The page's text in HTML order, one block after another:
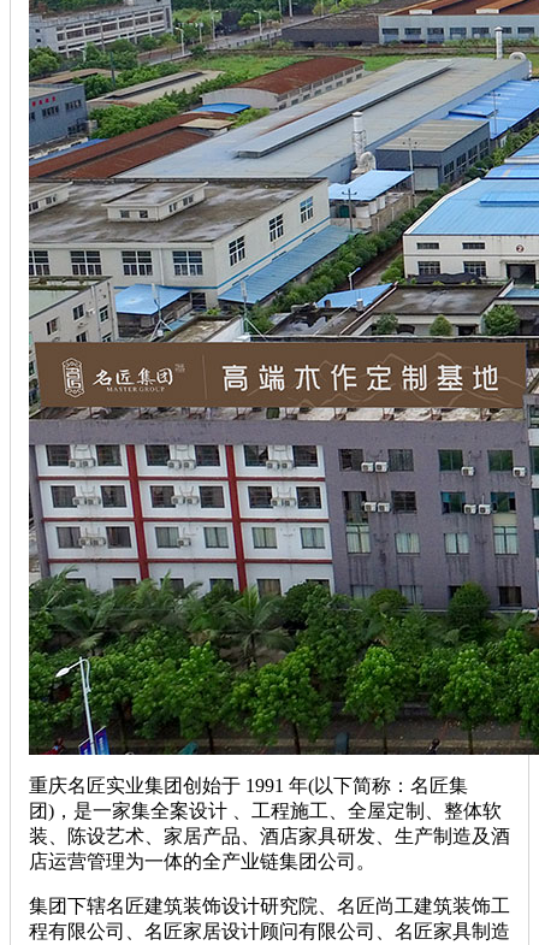
重庆名匠实业集团创始于 1991 年(以下简称：名匠集
团)，是一家集全案设计 、工程施工、全屋定制、整体软
装、陈设艺术、家居产品、酒店家具研发、生产制造及酒
店运营管理为一体的全产业链集团公司。
集团下辖名匠建筑装饰设计研究院、名匠尚工建筑装饰工
程有限公司、名匠家居设计顾问有限公司、名匠家具制造